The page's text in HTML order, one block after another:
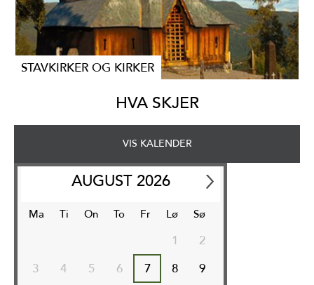
STAVKIRKER OG KIRKER
HVA SKJER
VIS KALENDER
AUGUST 2026
Ma Ti On To Fr Lø Sø
1
2
3
4 5 6 7 8 9